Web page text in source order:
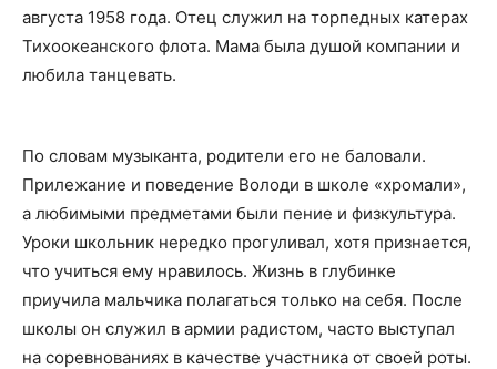
августа 1958 года. Отец служил на торпедных катерах
Тихоокеанского флота. Мама была душой компании и
любила танцевать.
По словам музыканта, родители его не баловали.
Прилежание и поведение Володи в школе «хромали»,
а любимыми предметами были пение и физкультура.
Уроки школьник нередко прогуливал, хотя признается,
что учиться ему нравилось. Жизнь в глубинке
приучила мальчика полагаться только на себя. После
школы он служил в армии радистом, часто выступал
на соревнованиях в качестве участника от своей роты.